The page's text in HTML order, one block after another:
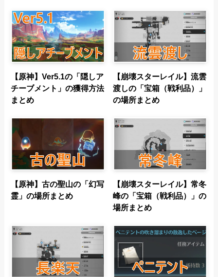
【原神】Ver5.1の「隠しア
チーブメント」の獲得方法
まとめ
【崩壊スターレイル】流雲
渡しの「宝箱（戦利品）」
の場所まとめ
【原神】古の聖山の「幻写
霊」の場所まとめ
【崩壊スターレイル】常冬
峰の「宝箱（戦利品）」の
場所まとめ